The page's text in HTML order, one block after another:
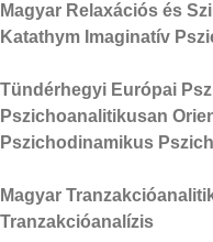
Magyar Relaxációs és
Katathym Imaginatív
Tündérhegyi Európai
Pszichoanalitikusan
Pszichodinamikus
Magyar
Tranzakcióanalízis